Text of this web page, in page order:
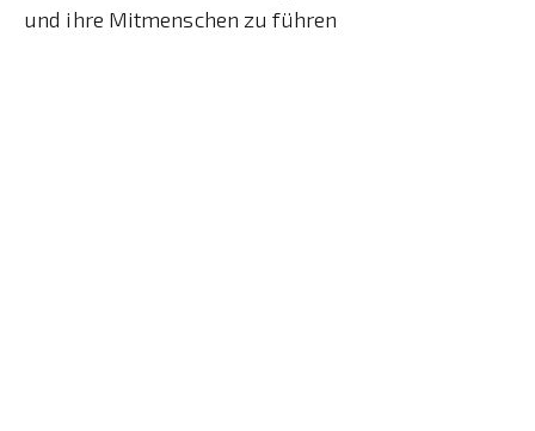
und ihre Mitmenschen zu führen